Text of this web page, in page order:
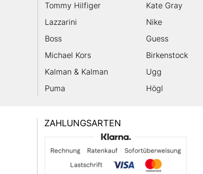
Tommy Hilfiger Kate Gray
Lazzarini
Nike
Boss
Guess
Michael Kors
Birkenstock
Kalman & Kalman
Ugg
Puma
Högl
ZAHLUNGSARTEN